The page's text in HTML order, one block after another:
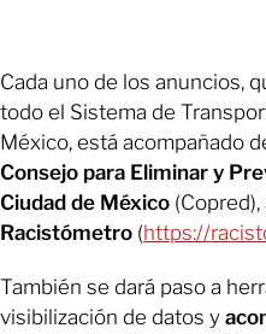
Cada uno de los anuncios,
todo el Sistema de
México, está acompañado
Consejo para Eliminar y
Ciudad de México
Racistómetro (https://
También se dará paso a
visibilización de datos y